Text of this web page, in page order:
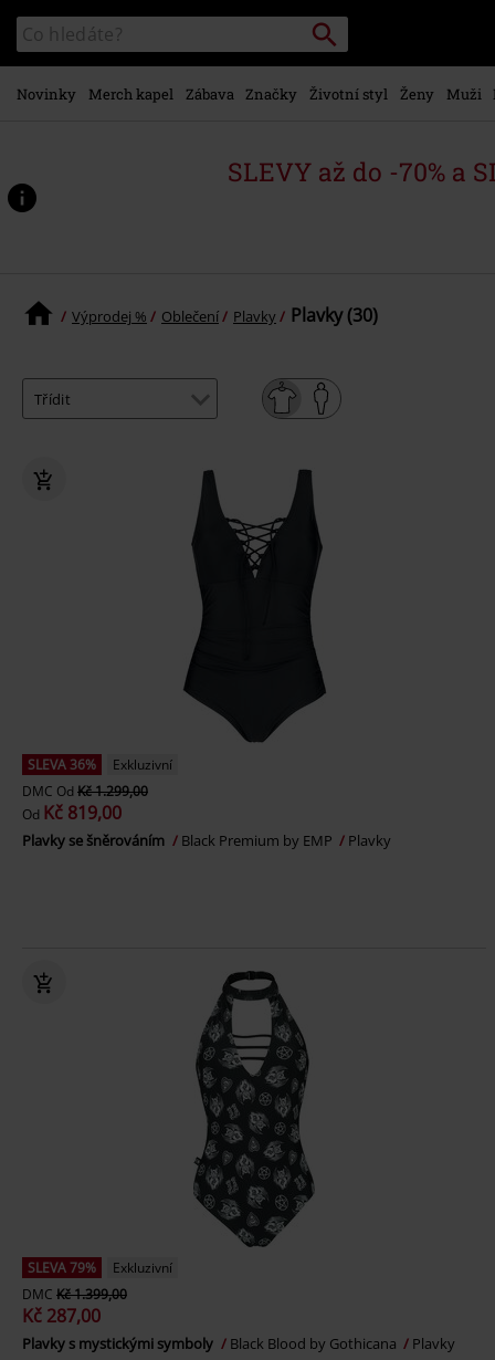
hlavnímu
obsahu
Katalog
vyhledávání
Vyhledávání
Novinky Merch kapel Zábava Značky Životní styl Ženy Muži
SLEVY až do -70% a
Výprodej % Oblečení Plavky Plavky (30)
SLEVA 36%
Exkluzivní
DMC Od Kč 1.299,00
Od Kč 819,00
Plavky se šněrováním Black Premium by EMP Plavky
SLEVA 79%
Exkluzivní
DMC Kč 1.399,00
Kč 287,00
Plavky s mystickými symboly Black Blood by Gothicana Plavky